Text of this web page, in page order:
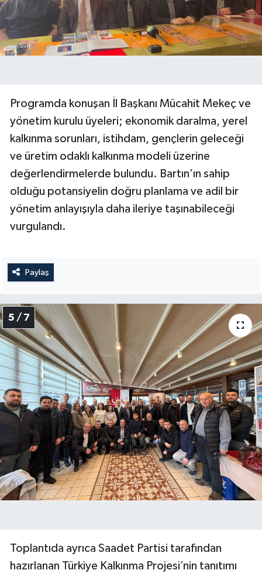
Programda konuşan İl Başkanı Mücahit Mekeç ve
yönetim kurulu üyeleri; ekonomik daralma, yerel
kalkınma sorunları, istihdam, gençlerin geleceği
ve üretim odaklı kalkınma modeli üzerine
değerlendirmelerde bulundu. Bartın’ın sahip
olduğu potansiyelin doğru planlama ve adil bir
yönetim anlayışıyla daha ileriye taşınabileceği
vurgulandı.
Paylaş
5 / 7
Toplantıda ayrıca Saadet Partisi tarafından
hazırlanan Türkiye Kalkınma Projesi’nin tanıtımı